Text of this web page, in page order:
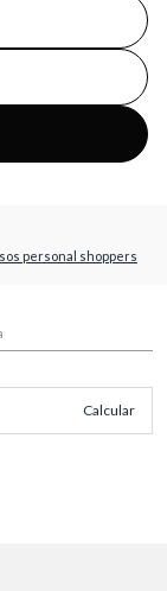
personal shoppers
Calcular